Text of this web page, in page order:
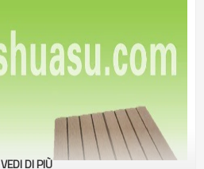
VEDI DI PIÙ